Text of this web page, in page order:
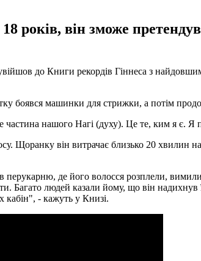
років, він зможе
до Книги рекордів Гіннеса з найдовшим
боявся машинки для стрижки, а потім
частина нашого Нагі (духу). Це те, ким я є.
Щоранку він витрачає близько 20
перукарню, де його волосся розплели,
Багато людей казали йому, що він
кабін", - кажуть у Книзі.